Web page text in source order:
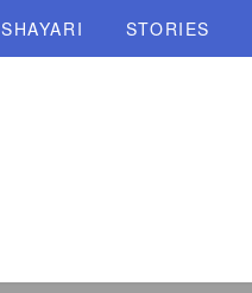
SHAYARI STORIES